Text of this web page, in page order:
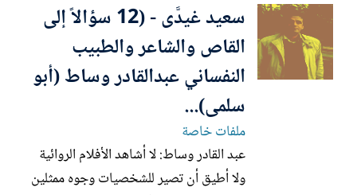
لنحفظ ذكاءنا... نكتب لتحيا الكلمة، نكتب
لنحفظ للغة عرضها وحدودها؛ ولتستمر
مماليكُ الشعر والقصة...
سعيد غيدَّى - (12 سؤالاً إلى
القاص والشاعر والطبيب
النفساني عبدالقادر وساط (أبو
سلمى)...
ملفات خاصة
عبد القادر وساط: لا أشاهد الأفلام الروائية
ولا أطيق أن تصير للشخصيات وجوه ممثلين